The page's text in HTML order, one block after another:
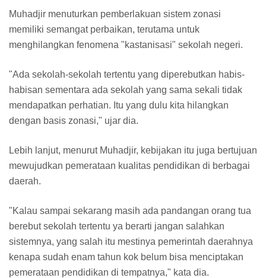
Muhadjir menuturkan pemberlakuan sistem zonasi
memiliki semangat perbaikan, terutama untuk
menghilangkan fenomena "kastanisasi" sekolah negeri.
"Ada sekolah-sekolah tertentu yang diperebutkan habis-
habisan sementara ada sekolah yang sama sekali tidak
mendapatkan perhatian. Itu yang dulu kita hilangkan
dengan basis zonasi," ujar dia.
Lebih lanjut, menurut Muhadjir, kebijakan itu juga bertujuan
mewujudkan pemerataan kualitas pendidikan di berbagai
daerah.
"Kalau sampai sekarang masih ada pandangan orang tua
berebut sekolah tertentu ya berarti jangan salahkan
sistemnya, yang salah itu mestinya pemerintah daerahnya
kenapa sudah enam tahun kok belum bisa menciptakan
pemerataan pendidikan di tempatnya," kata dia.